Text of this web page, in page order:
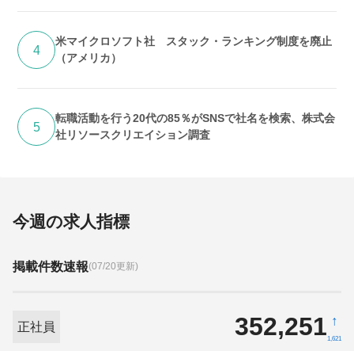
4
米マイクロソフト社 スタック・ランキング制度を廃止
（アメリカ）
5
転職活動を行う20代の85％がSNSで社名を検索、株式会
社リソースクリエイション調査
今週の求人指標
掲載件数速報(07/20更新)
正社員 352,251 ↑
1,621